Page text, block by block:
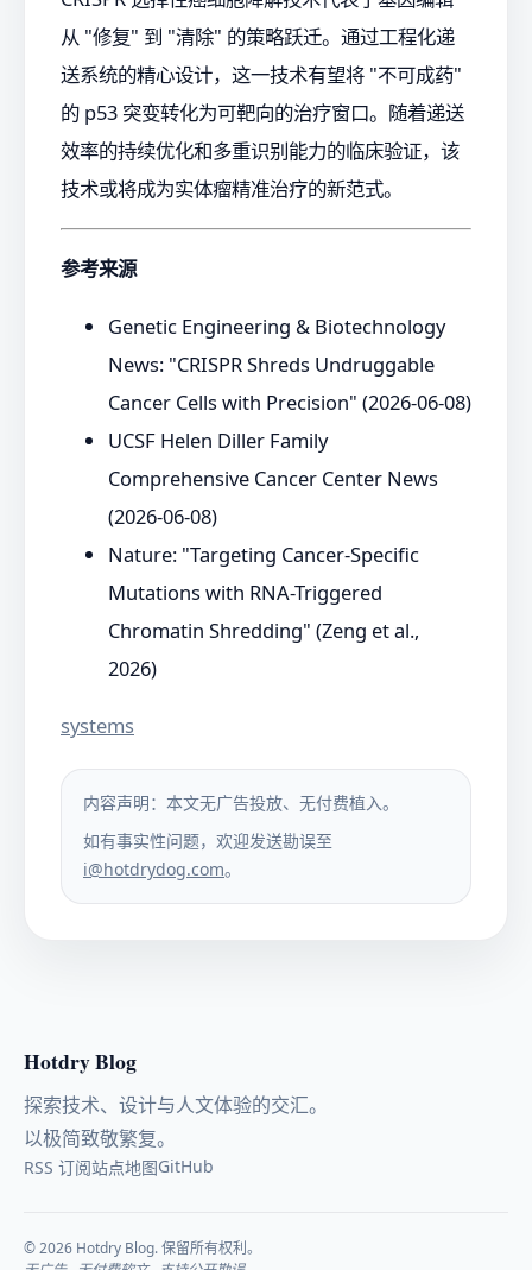
从 "修复" 到 "清除" 的策略跃迁。通过工程化递
送系统的精心设计，这一技术有望将 "不可成药"
的 p53 突变转化为可靶向的治疗窗口。随着递送
效率的持续优化和多重识别能力的临床验证，该
技术或将成为实体瘤精准治疗的新范式。
参考来源
Genetic Engineering & Biotechnology
News: "CRISPR Shreds Undruggable
Cancer Cells with Precision" (2026-06-08)
UCSF Helen Diller Family
Comprehensive Cancer Center News
(2026-06-08)
Nature: "Targeting Cancer-Specific
Mutations with RNA-Triggered
Chromatin Shredding" (Zeng et al.,
2026)
systems
内容声明：本文无广告投放、无付费植入。
如有事实性问题，欢迎发送勘误至
i@hotdrydog.com。
Hotdry Blog
探索技术、设计与人文体验的交汇。
以极简致敬繁复。
RSS 订阅站点地图GitHub
© 2026 Hotdry Blog. 保留所有权利。